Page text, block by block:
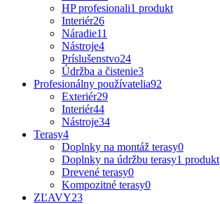
HP profesionali1 produkt
Interiér26
Náradie11
Nástroje4
Príslušenstvo24
Údržba a čistenie3
Profesionálny používatelia92
Exteriér29
Interiér44
Nástroje34
Terasy4
Doplnky na montáž terasy0
Doplnky na údržbu terasy1 produkt
Drevené terasy0
Kompozitné terasy0
ZĽAVY23